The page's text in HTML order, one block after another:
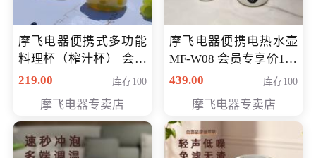
摩飞电器便携式多功能
料理杯（榨汁杯） 会员
专享价118元
219.00 库存100
摩飞电器专卖店
摩飞电器便携电热水壶
MF-W08 会员专享价198
元
439.00 库存100
摩飞电器专卖店